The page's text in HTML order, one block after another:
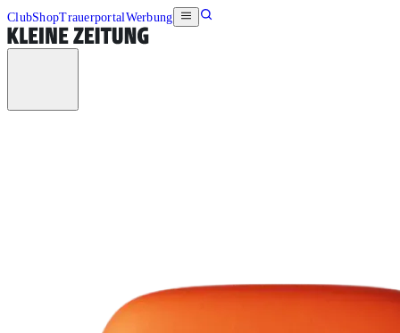
ClubShopTrauerportalWerbung